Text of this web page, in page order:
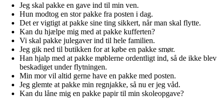
Jeg skal pakke en gave ind til min ven.
Hun modtog en stor pakke fra posten i dag.
Det er vigtigt at pakke sine ting sikkert, når man skal flytte.
Kan du hjælpe mig med at pakke kufferten?
Vi skal pakke julegaver ind til hele familien.
Jeg gik ned til butikken for at købe en pakke smør.
Han hjalp med at pakke møblerne ordentligt ind, så de ikke blev
beskadiget under flytningen.
Min mor vil altid gerne have en pakke med posten.
Jeg glemte at pakke min regnjakke, så nu er jeg våd.
Kan du låne mig en pakke papir til min skoleopgave?